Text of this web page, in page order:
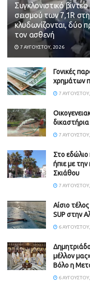
Συγκλονιστικό
σεισμού των 7,1R
κλυδωνίζονται, δύο
τον ασθενή
7 ΑΥΓΟΎΣΤΟΥ, 2026
Γονικές
χρημάτων
7
δικαστήρια
7
Στο εδώλιο
ήπιε με
Σκιάθου
7
Αίσιο
SUP στην
6
μέλλον
Βόλο η
6